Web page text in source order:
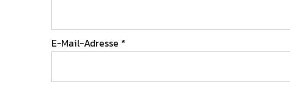
E-Mail-Adresse *